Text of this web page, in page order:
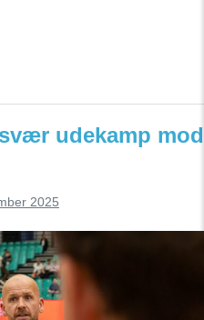
udekamp mod
2025